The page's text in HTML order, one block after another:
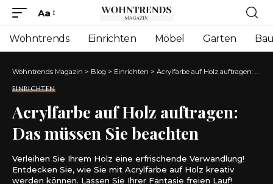
Font
Resizer
Aa
Wohntrends Einrichten Möbel Garten
Wohntrends Magazin > Blog > Einrichten > Acrylfarbe auf Holz auftragen: Das müssen Sie beachten
EINRICHTEN
Acrylfarbe auf Holz auftragen:
Das müssen Sie beachten
Verleihen Sie Ihrem Holz eine erfrischende Verwandlung!
Entdecken Sie, wie Sie mit Acrylfarbe auf Holz kreativ
werden können. Lassen Sie Ihrer Fantasie freien Lauf!